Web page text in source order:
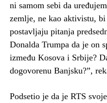
ni samom sebi da
zemlje, ne kao aktivistu, bi
postavljaju pitanja
Donalda Trumpa da je on
između Kosova i Srbije?
dogovorenu Banjsku?”,
Podsetio je da je RTS